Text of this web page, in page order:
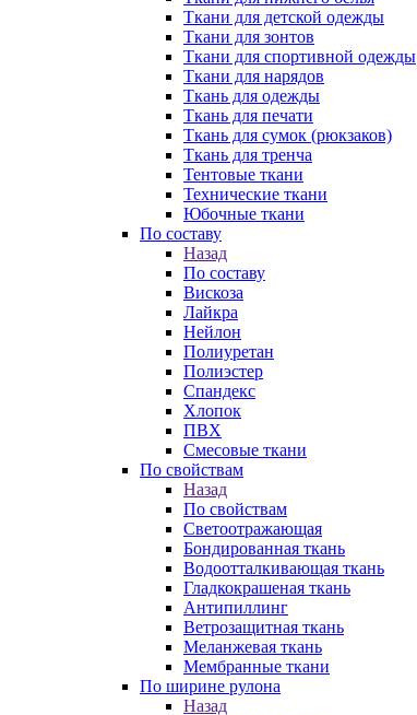
Ткани для детской одежды
Ткани для зонтов
Ткани для спортивной одежды
Ткани для нарядов
Ткань для одежды
Ткань для печати
Ткань для сумок (рюкзаков)
Ткань для тренча
Тентовые ткани
Технические ткани
Юбочные ткани
По составу
Назад
По составу
Вискоза
Лайкра
Нейлон
Полиуретан
Полиэстер
Спандекс
Хлопок
ПВХ
Смесовые ткани
По свойствам
Назад
По свойствам
Светоотражающая
Бондированная ткань
Водоотталкивающая ткань
Гладкокрашеная ткань
Антипиллинг
Ветрозащитная ткань
Меланжевая ткань
Мембранные ткани
По ширине рулона
Назад